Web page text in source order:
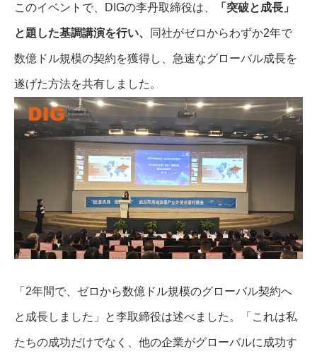
このイベントで、DIGの李丹取締役は、 「突破と成長」
と題した基調講演を行い、 同社がゼロからわずか2年で
数億ドル規模の契約を獲得し、急速なグローバル成長を
遂げた方法を共有しました。
「2年間で、ゼロから数億ドル規模のグローバル契約へ
と成長しました」と李取締役は述べました。「これは私
たちの成功だけでなく、他の企業がグローバルに成功す